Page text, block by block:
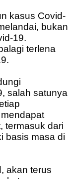
kasus Covid-
bukan
19.
terlena
salah satunya
termasuk dari
basis masa di
akan terus